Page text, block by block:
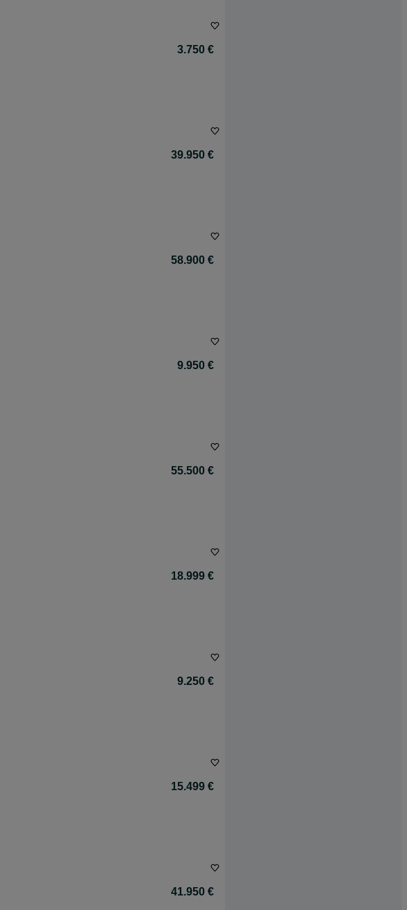
3.750 €
39.950 €
58.900 €
9.950 €
55.500 €
18.999 €
9.250 €
15.499 €
41.950 €